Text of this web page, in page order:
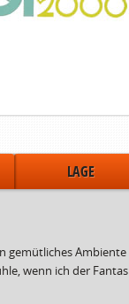
LAGE
gemütliches
wenn ich der